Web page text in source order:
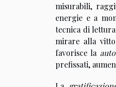
misurabili,
energie e a
tecnica di
mirare alla
favorisce la
prefissati,